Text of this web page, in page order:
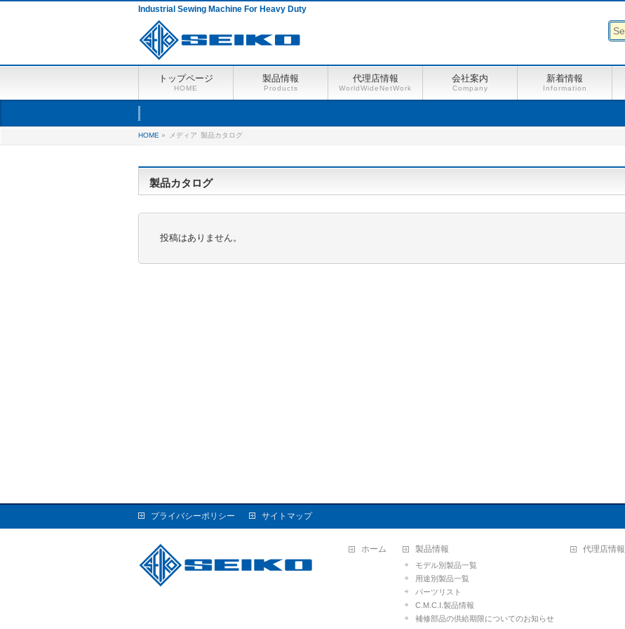
Industrial Sewing Machine For Heavy Duty
トップページ
HOME
製品情報
Products
代理店情報
WorldWideNetWork
会社案内
Company
新着情報
Information
HOME » メディア 製品カタログ
製品カタログ
投稿はありません。
プライバシーポリシー サイトマップ
ホーム 製品情報
モデル別製品一覧
用途別製品一覧
パーツリスト
C.M.C.I.製品情報
補修部品の供給期限についてのお知らせ
代理店情報